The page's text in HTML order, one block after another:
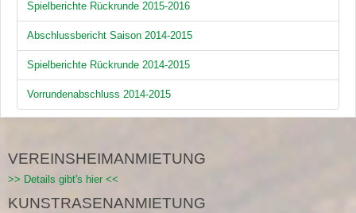
Spielberichte Rückrunde 2015-2016
Abschlussbericht Saison 2014-2015
Spielberichte Rückrunde 2014-2015
Vorrundenabschluss 2014-2015
VEREINSHEIMANMIETUNG
>> Details gibt's hier <<
KUNSTRASENANMIETUNG